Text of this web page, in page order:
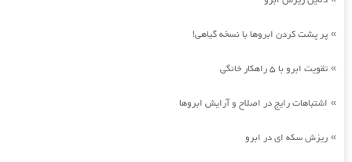
» پر پشت کردن ابروها با نسخه گیاهی!
» تقویت ابرو با 5 راهکار خانگی
» اشتباهات رایج در اصلاح و آرایش ابروها
» ریزش سکه ای در ابرو